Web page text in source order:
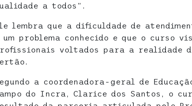
a todos”.
lembra que a dificuldade de
um problema conhecido e que o curso
voltados para a realidade
a coordenadora-geral de
do Incra, Clarice dos Santos, o